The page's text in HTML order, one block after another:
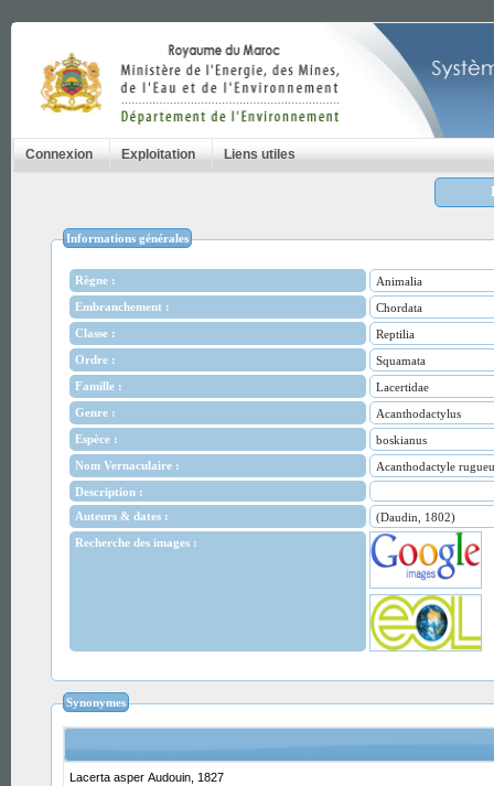
Connexion Exploitation Liens utiles
Informations générales
Règne :
Animalia
Embranchement :
Chordata
Classe :
Reptilia
Ordre :
Squamata
Famille :
Lacertidae
Genre :
Acanthodactylus
Espèce :
boskianus
Nom Vernaculaire :
Acanthodactyle
Description :
Auteurs & dates :
(Daudin, 1802)
Recherche des images :
Synonymes
Lacerta asper Audouin, 1827